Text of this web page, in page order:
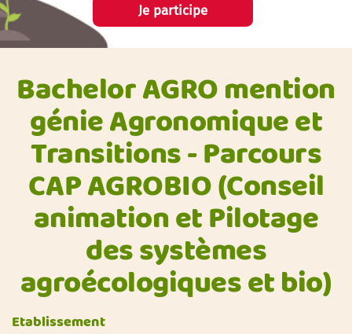
Je participe
Bachelor AGRO mention
génie Agronomique et
Transitions - Parcours
CAP AGROBIO (Conseil
animation et Pilotage
des systèmes
agroécologiques et bio)
Etablissement